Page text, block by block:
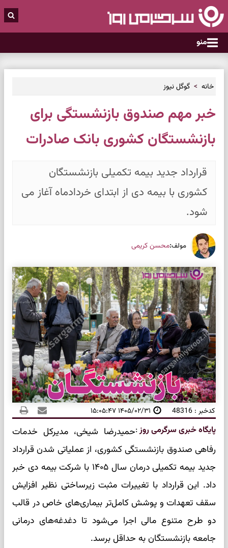
منو
خانه گوگل نیوز
خبر مهم صندوق بازنشستگی برای
بازنشستگان کشوری بانک صادرات
قرارداد جدید بیمه تکمیلی بازنشستگان
کشوری با بیمه دی از ابتدای خردادماه آغاز می
شود.
مولف:محسن کریمی
کدخبر : 48316 ۱۴۰۵/۰۲/۳۱ ۱۵:۰۵:۴۷
پایگاه خبری سرگرمی روز:حمیدرضا شیخی، مدیرکل خدمات
رفاهی صندوق بازنشستگی کشوری، از عملیاتی شدن قرارداد
جدید بیمه تکمیلی درمان سال ۱۴۰۵ با شرکت بیمه دی خبر
داد. این قرارداد با تغییرات مثبت زیرساختی نظیر افزایش
سقف تعهدات و پوشش کامل‌تر بیماری‌های خاص در قالب
دو طرح متنوع مالی اجرا می‌شود تا دغدغه‌های درمانی
جامعه بازنشستگان به حداقل برسد.